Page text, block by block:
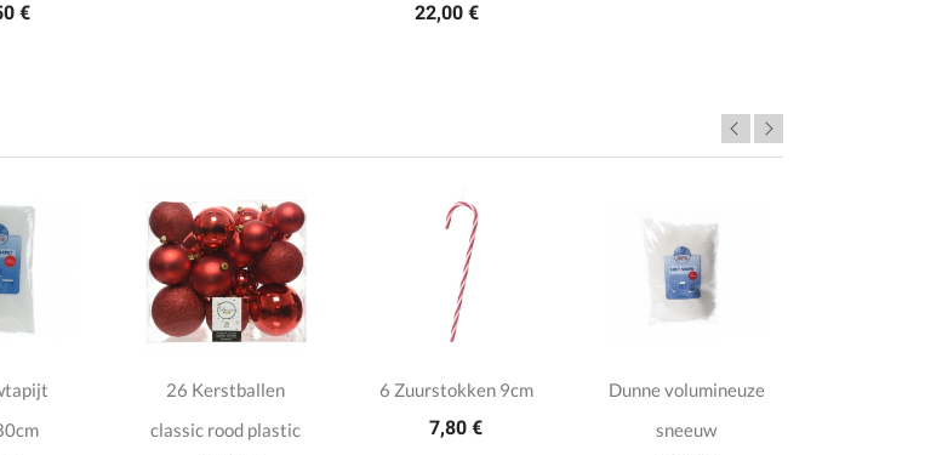
€ 22,00 €
26 Kerstballen
classic rood plastic
6 Zuurstokken 9cm
7,80 €
Dunne volumineuze
sneeuw